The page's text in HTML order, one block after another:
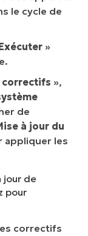
le cycle de
»
correctifs »,
de
à jour du
appliquer les
jour de
pour
correctifs